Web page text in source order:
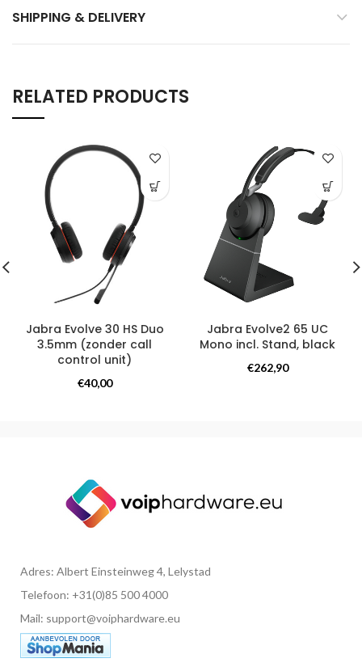
SHIPPING & DELIVERY
RELATED PRODUCTS
Jabra Evolve 30 HS Duo
3.5mm (zonder call
control unit)
Overige producten
€40,00
Jabra Evolve2 65 UC
Mono incl. Stand, black
Overige producten
€262,90
Adres: Albert Einsteinweg 4, Lelystad
Telefoon: +31(0)85 500 4000
Mail: support@voiphardware.eu